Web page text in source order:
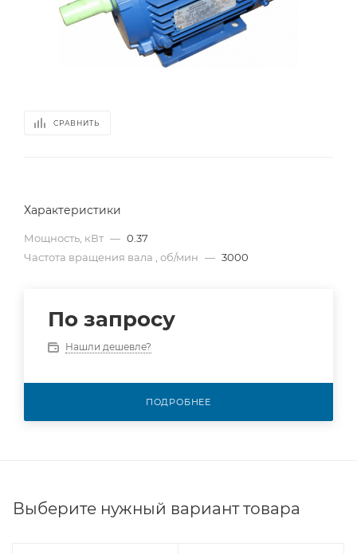
СРАВНИТЬ
Характеристики
Мощность, кВт — 0.37
Частота вращения вала , об/мин — 3000
По запросу
Нашли дешевле?
ПОДРОБНЕЕ
Выберите нужный вариант товара